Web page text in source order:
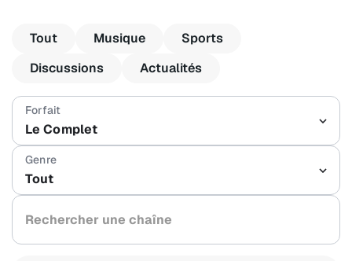
Tout Musique
Sports
Discussions
Actualités
Le Complet
Tout
Rechercher une chaîne